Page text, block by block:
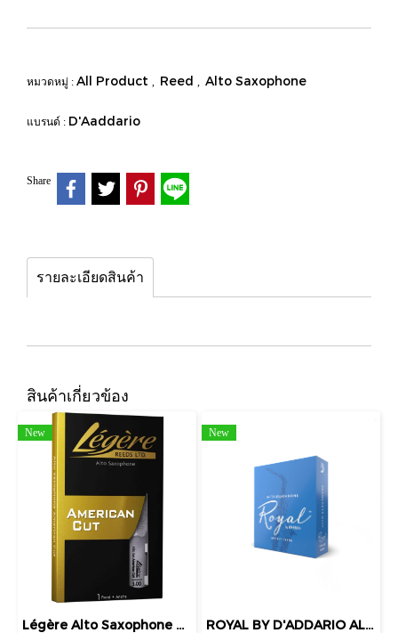
หมวดหมู่ : All Product , Reed , Alto Saxophone
แบรนด์ : D'Aaddario
Share
รายละเอียดสินค้า
สินค้าเกี่ยวข้อง
New
Légère Alto Saxophone American Cut
New
ROYAL BY D'ADDARIO ALTO SAXOPHONE REEDS (แพ็ค)